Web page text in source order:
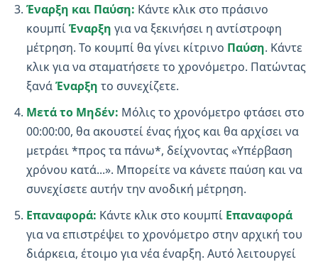
Έναρξη και Παύση: Κάντε κλικ στο πράσινο
κουμπίΈναρξη για να ξεκινήσει η αντίστροφη
μέτρηση. Το κουμπί θα γίνει κίτρινο Παύση. Κάντε
κλικ για να σταματήσετε το χρονόμετρο. Πατώντας
ξανάΈναρξη το συνεχίζετε.
Μετά το Μηδέν: Μόλις το χρονόμετρο φτάσει στο
00:00:00, θα ακουστεί ένας ήχος και θα αρχίσει να
μετράει *προς τα πάνω*, δείχνοντας «Υπέρβαση
χρόνου κατά...». Μπορείτε να κάνετε παύση και να
συνεχίσετε αυτήν την ανοδική μέτρηση.
Επαναφορά: Κάντε κλικ στο κουμπί Επαναφορά
για να επιστρέψει το χρονόμετρο στην αρχική του
διάρκεια, έτοιμο για νέα έναρξη. Αυτό λειτουργεί